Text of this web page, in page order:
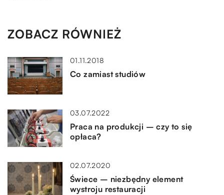
ZOBACZ RÓWNIEŻ
01.11.2018
Co zamiast studiów
03.07.2022
Praca na produkcji – czy to się
opłaca?
02.07.2020
Świece – niezbędny element
wystroju restauracji